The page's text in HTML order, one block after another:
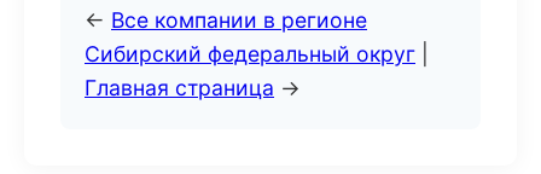
← Все компании в регионе
Сибирский федеральный округ
Главная страница →